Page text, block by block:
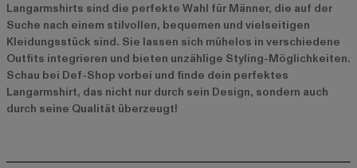
Langarmshirts sind die perfekte Wahl für Männer, die auf der
Suche nach einem stilvollen, bequemen und vielseitigen
Kleidungsstück sind. Sie lassen sich mühelos in verschiedene
Outfits integrieren und bieten unzählige Styling-Möglichkeiten.
Schau bei Def-Shop vorbei und finde dein perfektes
Langarmshirt, das nicht nur durch sein Design, sondern auch
durch seine Qualität überzeugt!